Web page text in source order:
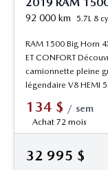
92 000 km 5.7L 8
RAM 1500 Big Horn
ET CONFORT
camionnette pleine
légendaire V8 HEMI 5.
134 $ / sem
Achat 72 mois
32 995 $